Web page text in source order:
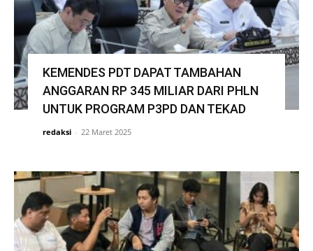
KEMENDES PDT DAPAT TAMBAHAN
ANGGARAN RP 345 MILIAR DARI PHLN
UNTUK PROGRAM P3PD DAN TEKAD
redaksi - 22 Maret 2025